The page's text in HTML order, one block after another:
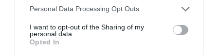
Please note that this website/app uses one or more Google
not limited to your visit or usage behaviour. You may click to
grant or deny consent to Google and its third-party tags to
use your data for below specified purposes in below Google
Personal Data Processing Opt Outs
I want to opt-out of the Sharing of my
personal data.
Opted In